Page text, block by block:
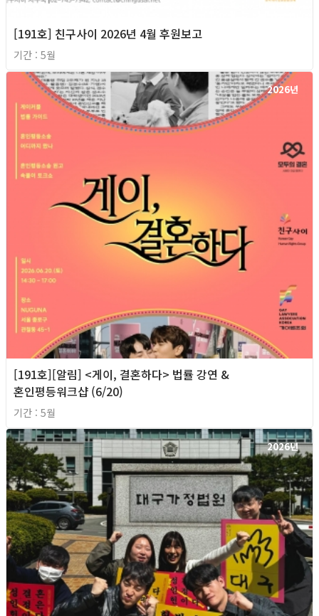
[191호] 친구사이 2026년 4월 후원보고
기간 : 5월
2026년
[191호][알림] <게이, 결혼하다> 법률 강연 &
혼인평등워크샵 (6/20)
기간 : 5월
2026년